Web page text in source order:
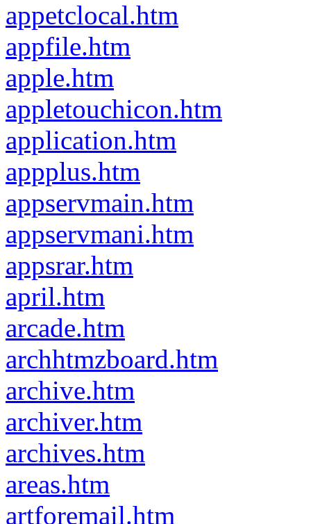
appetclocal.htm
appfile.htm
apple.htm
appletouchicon.htm
application.htm
appplus.htm
appservmain.htm
appservmani.htm
appsrar.htm
april.htm
arcade.htm
archhtmzboard.htm
archive.htm
archiver.htm
archives.htm
areas.htm
artforemail.htm